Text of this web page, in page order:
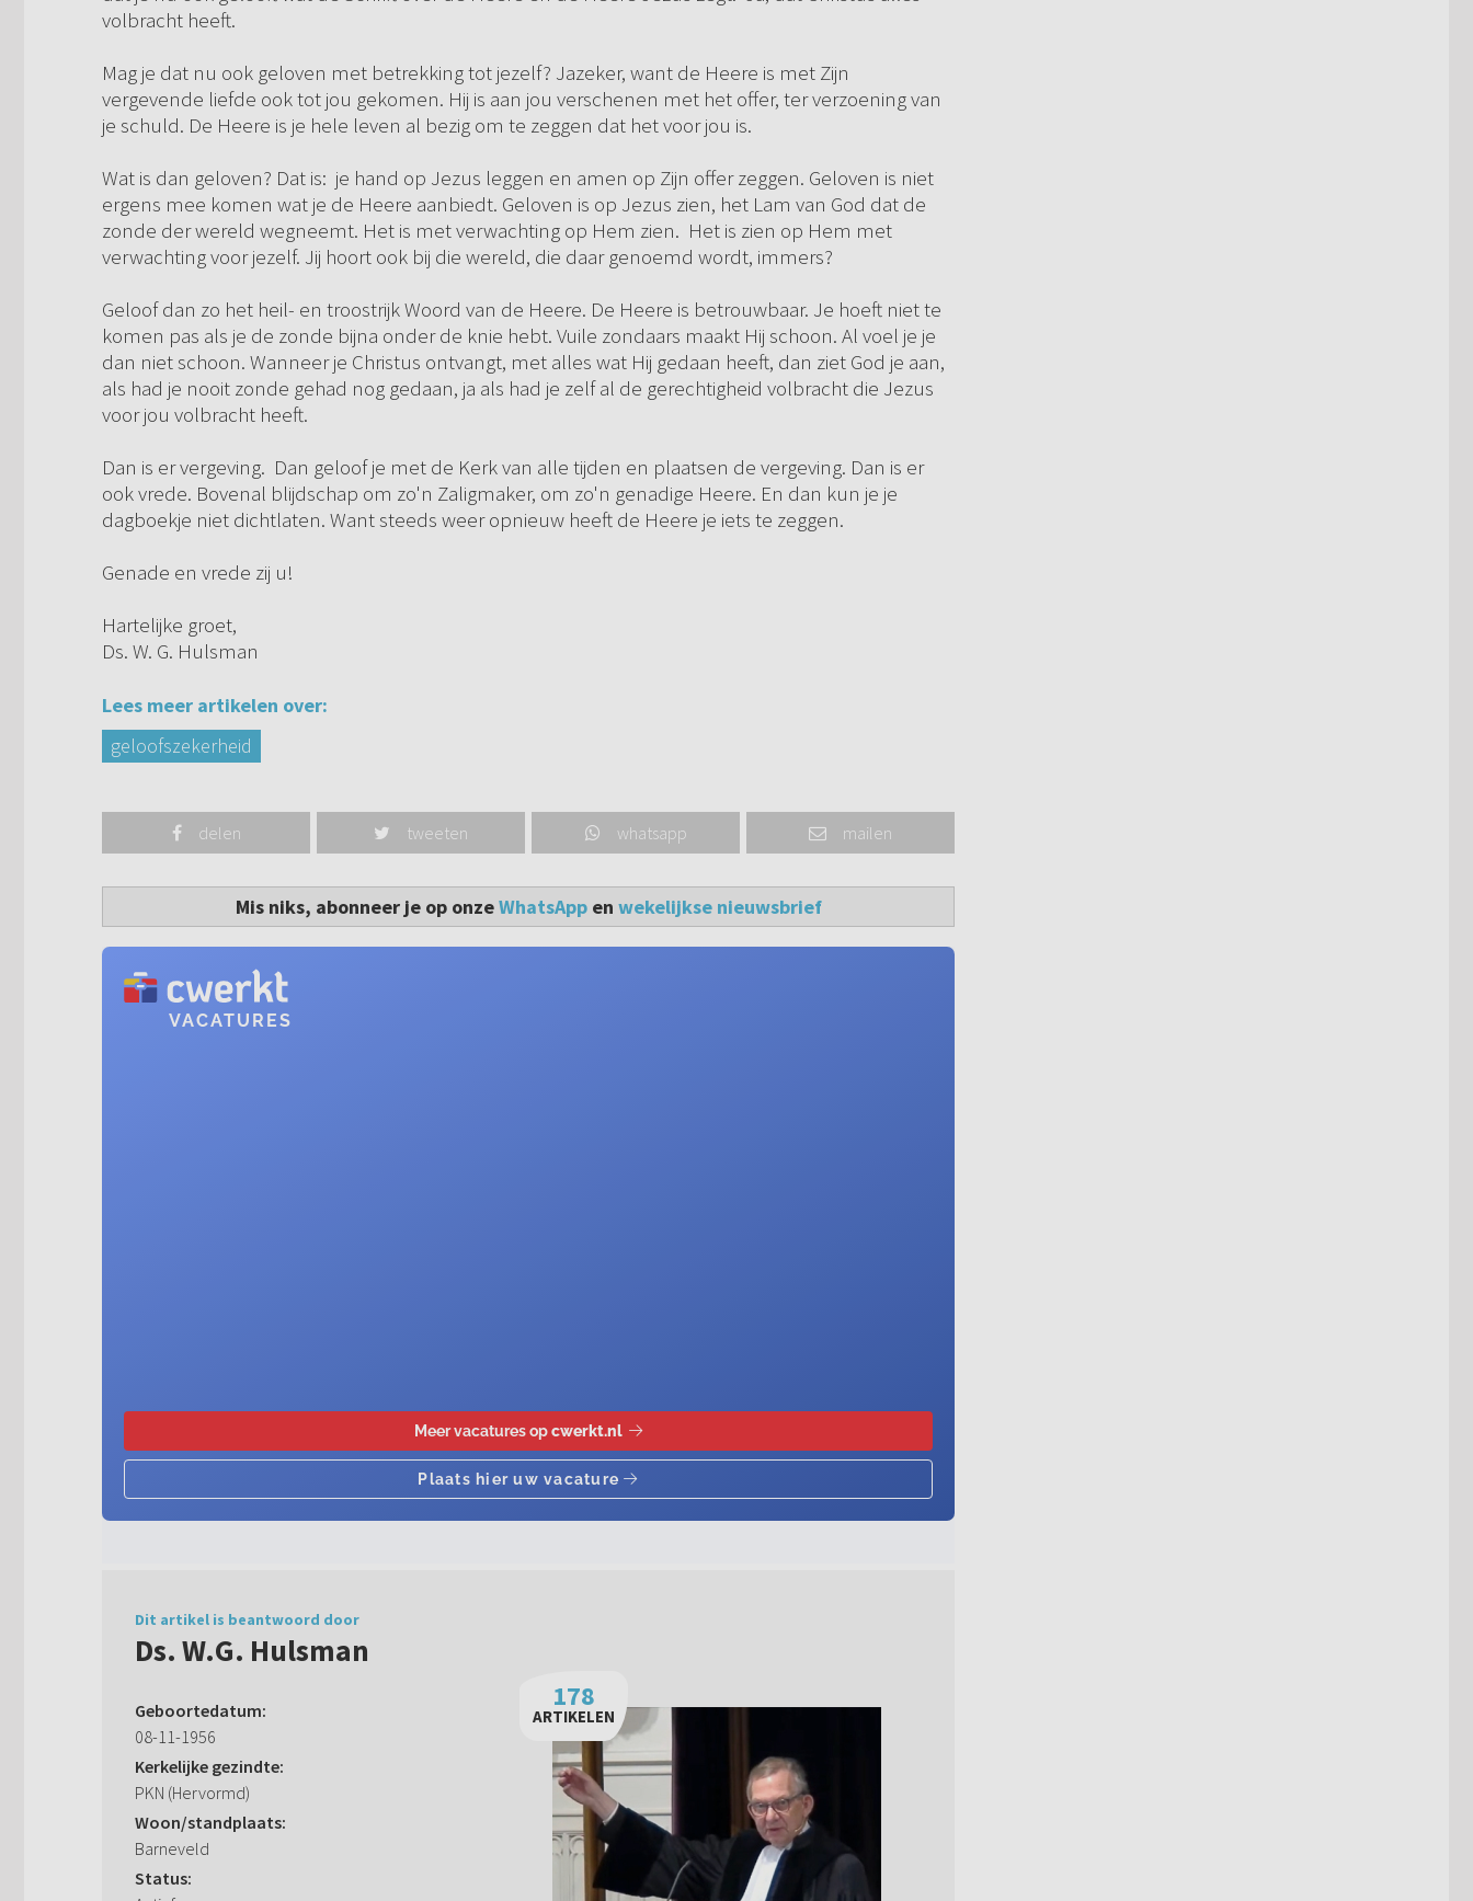
volbracht heeft.
Mag je dat nu ook geloven met betrekking tot jezelf? Jazeker, want de Heere is met Zijn
vergevende liefde ook tot jou gekomen. Hij is aan jou verschenen met het offer, ter verzoening van
je schuld. De Heere is je hele leven al bezig om te zeggen dat het voor jou is.
Wat is dan geloven? Dat is: je hand op Jezus leggen en amen op Zijn offer zeggen. Geloven is niet
ergens mee komen wat je de Heere aanbiedt. Geloven is op Jezus zien, het Lam van God dat de
zonde der wereld wegneemt. Het is met verwachting op Hem zien. Het is zien op Hem met
verwachting voor jezelf. Jij hoort ook bij die wereld, die daar genoemd wordt, immers?
Geloof dan zo het heil- en troostrijk Woord van de Heere. De Heere is betrouwbaar. Je hoeft niet te
komen pas als je de zonde bijna onder de knie hebt. Vuile zondaars maakt Hij schoon. Al voel je je
dan niet schoon. Wanneer je Christus ontvangt, met alles wat Hij gedaan heeft, dan ziet God je aan,
als had je nooit zonde gehad nog gedaan, ja als had je zelf al de gerechtigheid volbracht die Jezus
voor jou volbracht heeft.
Dan is er vergeving. Dan geloof je met de Kerk van alle tijden en plaatsen de vergeving. Dan is er
ook vrede. Bovenal blijdschap om zo'n Zaligmaker, om zo'n genadige Heere. En dan kun je je
dagboekje niet dichtlaten. Want steeds weer opnieuw heeft de Heere je iets te zeggen.
Genade en vrede zij u!
Hartelijke groet,
Ds. W. G. Hulsman
Lees meer artikelen over:
geloofszekerheid
delen tweeten whatsapp mailen
Mis niks, abonneer je op onzeWhatsAppen wekelijkse nieuwsbrief
Dit artikel is beantwoord door
Ds. W.G. Hulsman
Geboortedatum:
08-11-1956
Kerkelijke gezindte:
PKN (Hervormd)
Woon/standplaats:
Barneveld
Status:
178
ARTIKELEN